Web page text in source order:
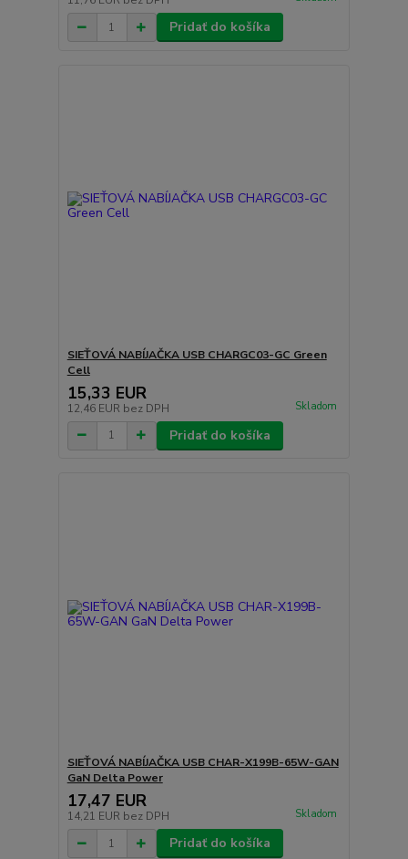
Pridať do košíka
SIEŤOVÁ NABÍJAČKA USB CHARGC03-GC Green
Cell
15,33 EUR
12,46 EUR bez DPH Skladom
Pridať do košíka
SIEŤOVÁ NABÍJAČKA USB CHAR-X199B-65W-GAN
GaN Delta Power
17,47 EUR
14,21 EUR bez DPH Skladom
Pridať do košíka